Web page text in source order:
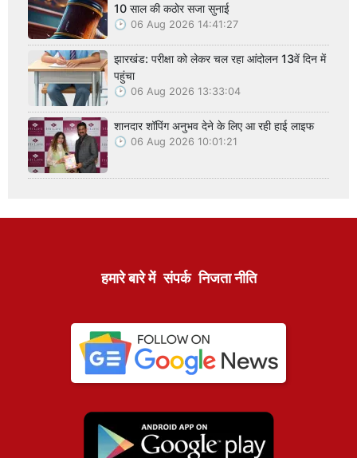
10 साल की कठोर सजा सुनाई
06 Aug 2026 14:41:27
झारखंड: परीक्षा को लेकर चल रहा आंदोलन 13वें दिन में
पहुंचा
06 Aug 2026 13:33:04
शानदार शॉपिंग अनुभव देने के लिए आ रही हाई लाइफ
06 Aug 2026 10:01:21
हमारे बारे में संपर्क निजता नीति